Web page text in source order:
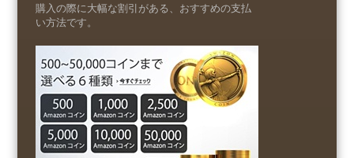
購入の際に大幅な割引がある、おすすめの支払
い方法です。